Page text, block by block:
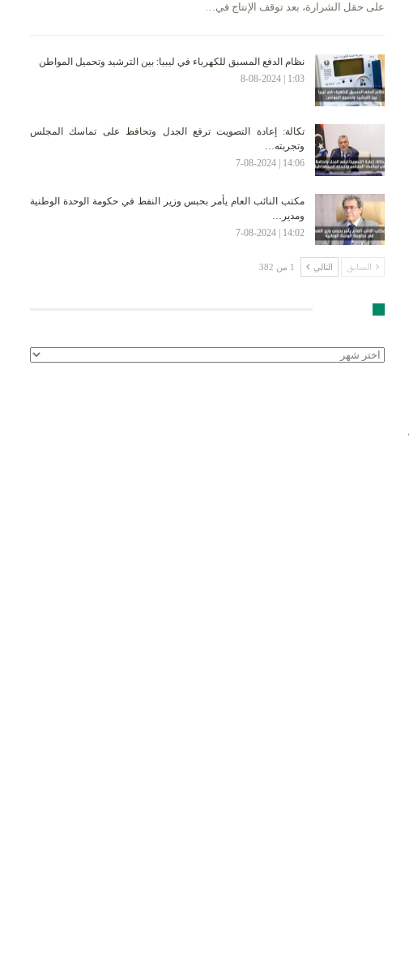
على حقل الشرارة، بعد توقف الإنتاج في…
نظام الدفع المسبق للكهرباء في ليبيا: بين الترشيد وتحميل المواطن
1:03 | 8-08-2024
تكالة: إعادة التصويت ترفع الجدل وتحافظ على تماسك المجلس
وتجربته…
14:06 | 7-08-2024
مكتب النائب العام يأمر بحبس وزير النفط في حكومة الوحدة الوطنية
ومدير…
14:02 | 7-08-2024
السابق التالي 1 من 382
الأرشيف